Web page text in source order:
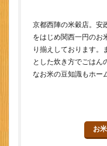
京都西陣の米穀店。安
をはじめ関西一円のお
り揃えしております。
とした炊き方でごはん
なお米の豆知識もホー
お